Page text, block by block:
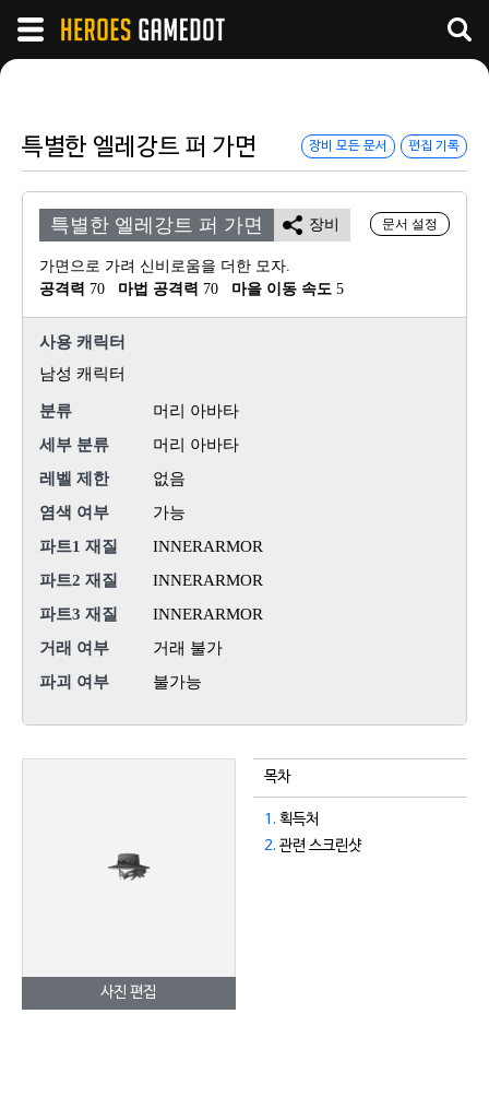
특별한 엘레강트 퍼 가면 장비 모든 문서 편집 기록
문서 설정
특별한 엘레강트 퍼 가면 장비
가면으로 가려 신비로움을 더한 모자.
공격력 70 마법 공격력 70 마을 이동 속도 5
사용 캐릭터
남성 캐릭터
분류
머리 아바타
세부 분류
머리 아바타
레벨 제한
없음
염색 여부
가능
파트1 재질
INNERARMOR
파트2 재질
INNERARMOR
파트3 재질
INNERARMOR
거래 여부
거래 불가
파괴 여부
불가능
사진 편집
목차
1. 획득처
2. 관련 스크린샷